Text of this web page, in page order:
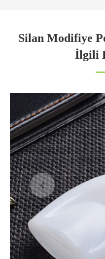
Silan Modifiye
İlgili